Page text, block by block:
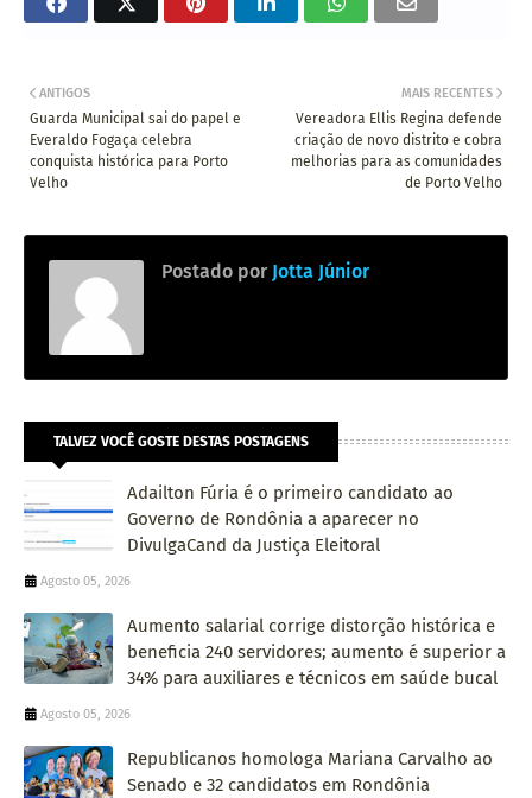
MAIS RECENTES
Vereadora Ellis Regina defende
criação de novo distrito e cobra
melhorias para as comunidades
de Porto Velho
ANTIGOS
Guarda Municipal sai do papel e
Everaldo Fogaça celebra
conquista histórica para Porto
Velho
Postado por Jotta Júnior
TALVEZ VOCÊ GOSTE DESTAS POSTAGENS
Adailton Fúria é o primeiro candidato ao
Governo de Rondônia a aparecer no
DivulgaCand da Justiça Eleitoral
Agosto 05, 2026
Aumento salarial corrige distorção histórica e
beneficia 240 servidores; aumento é superior a
34% para auxiliares e técnicos em saúde bucal
Agosto 05, 2026
Republicanos homologa Mariana Carvalho ao
Senado e 32 candidatos em Rondônia